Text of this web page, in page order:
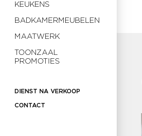
KEUKENS
BADKAMERMEUBELEN
MAATWERK
TOONZAAL
PROMOTIES
DIENST NA VERKOOP
CONTACT